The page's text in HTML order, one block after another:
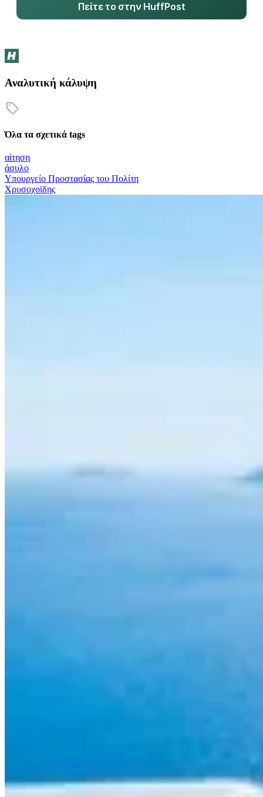
Πείτε το στην HuffPost
Αναλυτική κάλυψη
Όλα τα σχετικά tags
αίτηση
άσυλο
Υπουργείο Προστασίας του Πολίτη
Χρυσοχοϊδης